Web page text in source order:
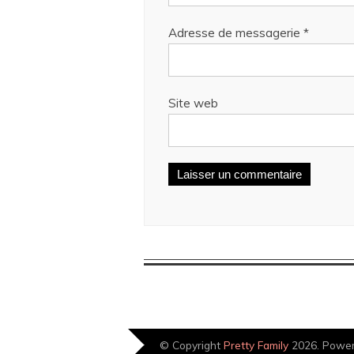
Adresse de messagerie *
Site web
© Copyright Pretty Family 2026.